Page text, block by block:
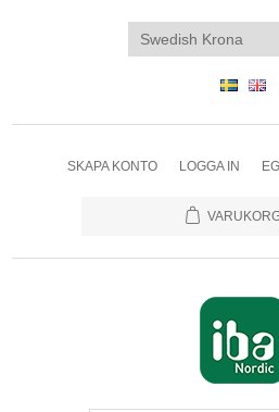
SKAPA KONTO LOGGA IN